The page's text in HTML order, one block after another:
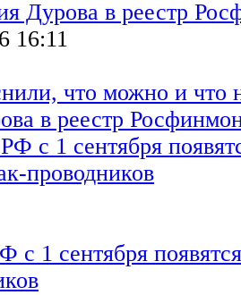
16:11
что можно и что
в реестр
с 1 сентября